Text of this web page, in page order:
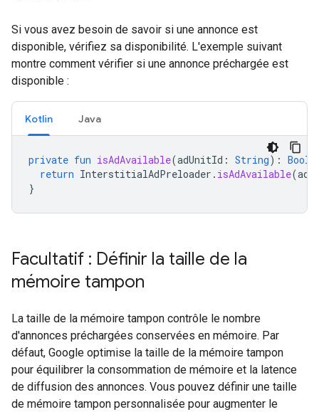
Si vous avez besoin de savoir si une annonce est
disponible, vérifiez sa disponibilité. L'exemple suivant
montre comment vérifier si une annonce préchargée est
disponible :
Kotlin Java
private fun isAdAvailable(adUnitId : String):
return InterstitialAdPreloader . isAdAvailable(
}
Facultatif : Définir la taille de la
mémoire tampon
La taille de la mémoire tampon contrôle le nombre
d'annonces préchargées conservées en mémoire. Par
défaut, Google optimise la taille de la mémoire tampon
pour équilibrer la consommation de mémoire et la latence
de diffusion des annonces. Vous pouvez définir une taille
de mémoire tampon personnalisée pour augmenter le